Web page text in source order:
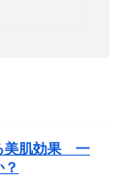
美肌効果 一